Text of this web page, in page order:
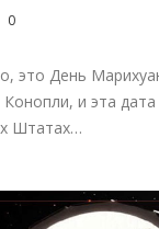
0
это День
и эта
Штатах…